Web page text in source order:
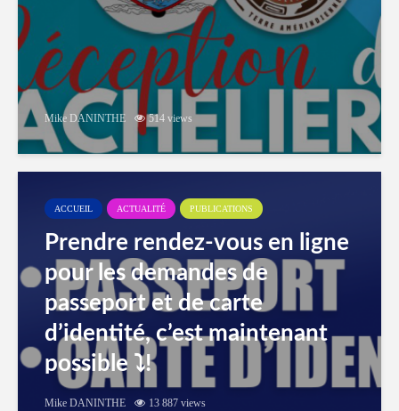
Mike DANINTHE 514 views
ACCUEIL ACTUALITÉ PUBLICATIONS
Prendre rendez-vous en ligne
pour les demandes de
passeport et de carte
d’identité, c’est maintenant
possible ⤵️!
Mike DANINTHE 13 887 views